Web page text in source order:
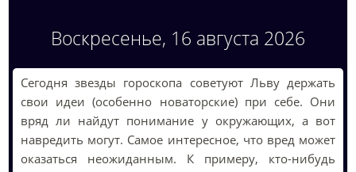
Воскресенье, 16 августа 2026
Сегодня звезды гороскопа советуют Льву держать
свои идеи (особенно новаторские) при себе. Они
вряд ли найдут понимание у окружающих, а вот
навредить могут. Самое интересное, что вред может
оказаться неожиданным. К примеру, кто-нибудь